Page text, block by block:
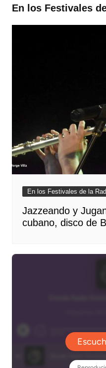
En los Festivales
En los Festivales de la
Jazzeando y
cubano, disco de